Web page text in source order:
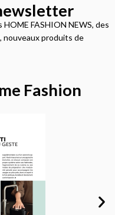
FASHION NEWS, des
nouveaux produits de
Fashion